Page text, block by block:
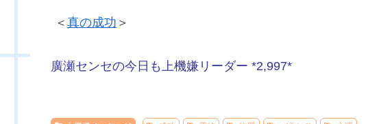
＜ 真の成功 ＞
廣瀬センセの今日も上機嫌リーダー *2,997*